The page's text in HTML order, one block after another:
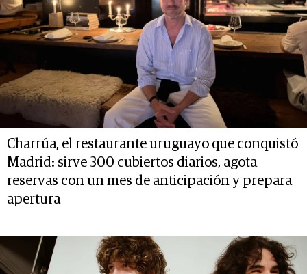
Charrúa, el restaurante uruguayo que conquistó
Madrid: sirve 300 cubiertos diarios, agota
reservas con un mes de anticipación y prepara
apertura